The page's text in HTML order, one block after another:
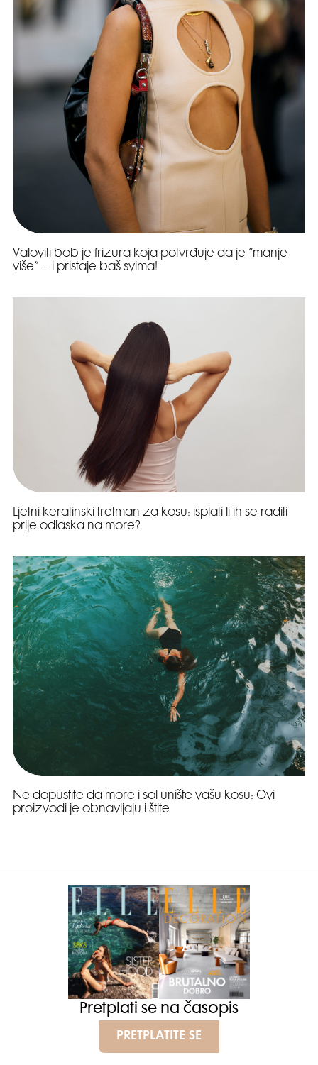
Valoviti bob je frizura koja potvrđuje da je “manje
više” – i pristaje baš svima!
Ljetni keratinski tretman za kosu: isplati li ih se raditi
prije odlaska na more?
Ne dopustite da more i sol unište vašu kosu: Ovi
proizvodi je obnavljaju i štite
Pretplati se na časopis
PRETPLATITE SE